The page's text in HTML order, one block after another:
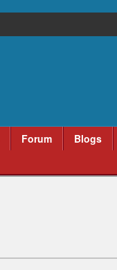
Forum Blogs